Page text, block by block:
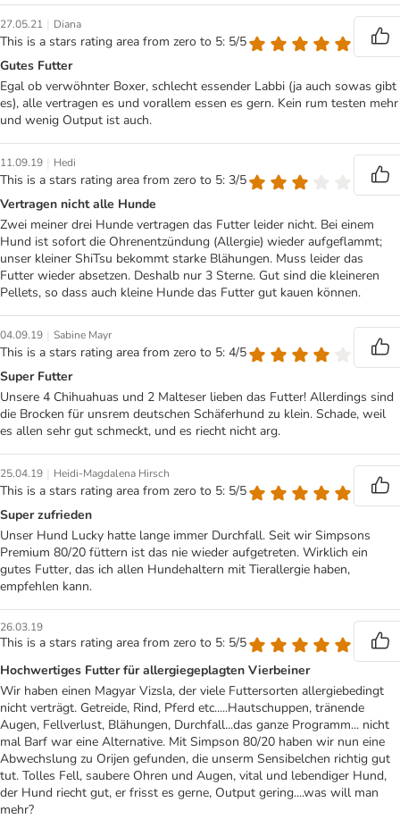
27.05.21 | Diana
This is a stars rating area from zero to 5: 5/5
Gutes Futter
Egal ob verwöhnter Boxer, schlecht essender Labbi (ja auch sowas gibt
es), alle vertragen es und vorallem essen es gern. Kein rum testen mehr
und wenig Output ist auch.
11.09.19 | Hedi
This is a stars rating area from zero to 5: 3/5
Vertragen nicht alle Hunde
Zwei meiner drei Hunde vertragen das Futter leider nicht. Bei einem
Hund ist sofort die Ohrenentzündung (Allergie) wieder aufgeflammt;
unser kleiner ShiTsu bekommt starke Blähungen. Muss leider das
Futter wieder absetzen. Deshalb nur 3 Sterne. Gut sind die kleineren
Pellets, so dass auch kleine Hunde das Futter gut kauen können.
04.09.19 | Sabine Mayr
This is a stars rating area from zero to 5: 4/5
Super Futter
Unsere 4 Chihuahuas und 2 Malteser lieben das Futter! Allerdings sind
die Brocken für unsrem deutschen Schäferhund zu klein. Schade, weil
es allen sehr gut schmeckt, und es riecht nicht arg.
25.04.19 | Heidi-Magdalena Hirsch
This is a stars rating area from zero to 5: 5/5
Super zufrieden
Unser Hund Lucky hatte lange immer Durchfall. Seit wir Simpsons
Premium 80/20 füttern ist das nie wieder aufgetreten. Wirklich ein
gutes Futter, das ich allen Hundehaltern mit Tierallergie haben,
empfehlen kann.
26.03.19
This is a stars rating area from zero to 5: 5/5
Hochwertiges Futter für allergiegeplagten Vierbeiner
Wir haben einen Magyar Vizsla, der viele Futtersorten allergiebedingt
nicht verträgt. Getreide, Rind, Pferd etc.....Hautschuppen, tränende
Augen, Fellverlust, Blähungen, Durchfall...das ganze Programm... nicht
mal Barf war eine Alternative. Mit Simpson 80/20 haben wir nun eine
Abwechslung zu Orijen gefunden, die unserm Sensibelchen richtig gut
tut. Tolles Fell, saubere Ohren und Augen, vital und lebendiger Hund,
der Hund riecht gut, er frisst es gerne, Output gering....was will man
mehr?